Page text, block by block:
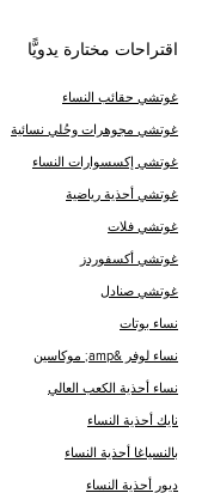
اقتراحات مختارة يدويًّا
غوتشي حقائب النساء
غوتشي مجوهرات وحُلي نسائية
غوتشي إكسسوارات النساء
غوتشي أحذية رياضية
غوتشي فلات
غوتشي أكسفوردز
غوتشي صنادل
نساء بوتات
نساء لوفر &amp; موكاسين
نساء أحذية الكعب العالي
نايك أحذية النساء
ب‍‍النسياغا أحذية النساء
ديور أحذية النساء